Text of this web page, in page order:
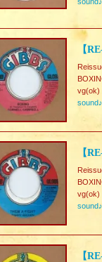
【
vg(ok)
sound♪
【
vg(ok)
sound♪
【